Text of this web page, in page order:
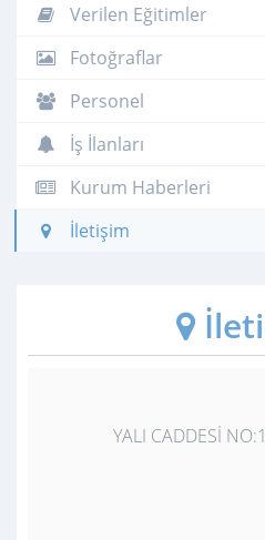
Verilen Eğitimler
Fotoğraflar
Personel
İş İlanları
Kurum Haberleri
İletişim
YALI CADDESİ